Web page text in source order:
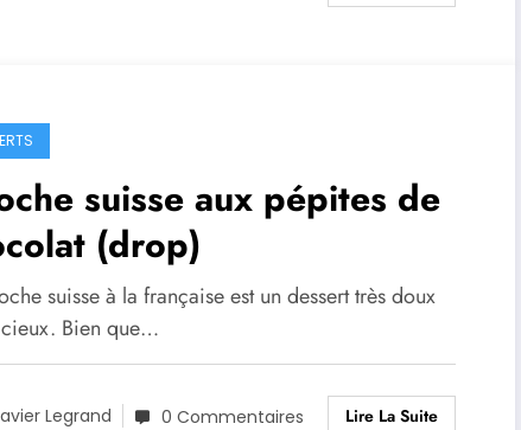
suisse aux pépites de
(drop)
suisse à la française est un dessert très doux
Bien que…
Legrand 0 Commentaires Lire La Suite